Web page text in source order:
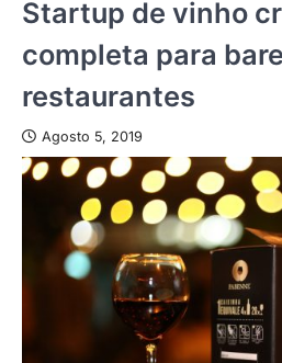
Startup de vinho
completa para
restaurantes
Agosto 5, 2019